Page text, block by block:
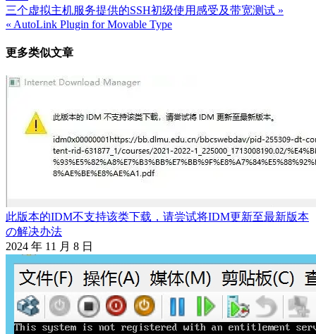
文
导
航
三个虚拟主机服务提供的SSH初级使用感受及带宽测试 »
« AutoLink Plugin for Movable Type
更多类似文章
此版本的IDM不支持该类下载，请尝试将IDM更新至最新版本
の解决办法
2024 年 11 月 8 日